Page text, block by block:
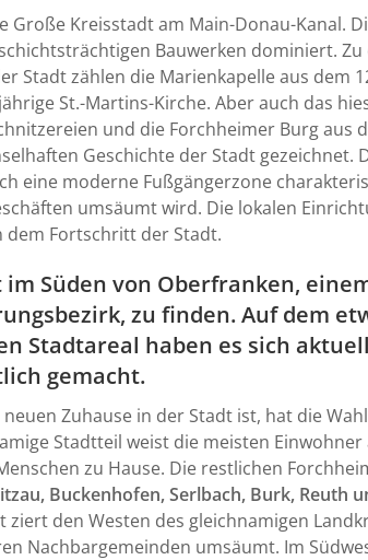
Große Kreisstadt am Main-Donau-Kanal.
Bauwerken dominiert. Zu
Stadt zählen die Marienkapelle aus dem
St.-Martins-Kirche. Aber auch das
und die Forchheimer Burg aus
Geschichte der Stadt gezeichnet.
eine moderne Fußgängerzone
umsäumt wird. Die lokalen
dem Fortschritt der Stadt.
Süden von Oberfranken,
zu finden. Auf dem
Stadtareal haben es sich
gemacht.
Zuhause in der Stadt ist, hat die
Stadtteil weist die meisten Einwohner
zu Hause. Die restlichen
Buckenhofen, Serlbach, Burk, Reuth
ziert den Westen des gleichnamigen
Nachbargemeinden umsäumt. Im